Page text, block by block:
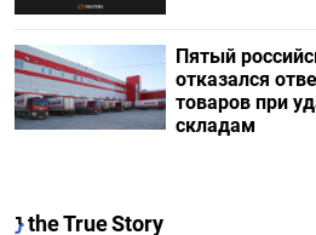
Пятый
отказался
товаров при
складам